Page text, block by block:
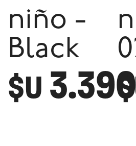
niño -
Black
$U 3.390